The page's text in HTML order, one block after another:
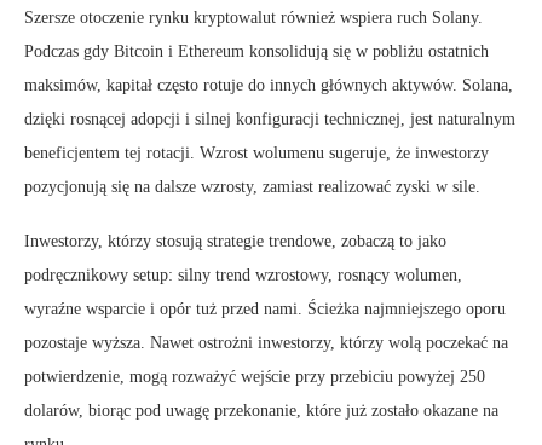
Szersze otoczenie rynku kryptowalut również wspiera ruch Solany.
Podczas gdy Bitcoin i Ethereum konsolidują się w pobliżu ostatnich
maksimów, kapitał często rotuje do innych głównych aktywów. Solana,
dzięki rosnącej adopcji i silnej konfiguracji technicznej, jest naturalnym
beneficjentem tej rotacji. Wzrost wolumenu sugeruje, że inwestorzy
pozycjonują się na dalsze wzrosty, zamiast realizować zyski w sile.
Inwestorzy, którzy stosują strategie trendowe, zobaczą to jako
podręcznikowy setup: silny trend wzrostowy, rosnący wolumen,
wyraźne wsparcie i opór tuż przed nami. Ścieżka najmniejszego oporu
pozostaje wyższa. Nawet ostrożni inwestorzy, którzy wolą poczekać na
potwierdzenie, mogą rozważyć wejście przy przebiciu powyżej 250
dolarów, biorąc pod uwagę przekonanie, które już zostało okazane na